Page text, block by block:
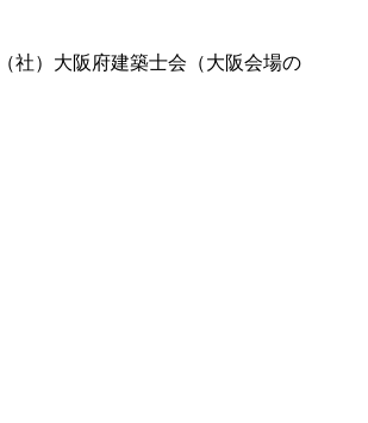
社）大阪府建築士会（大阪会場の